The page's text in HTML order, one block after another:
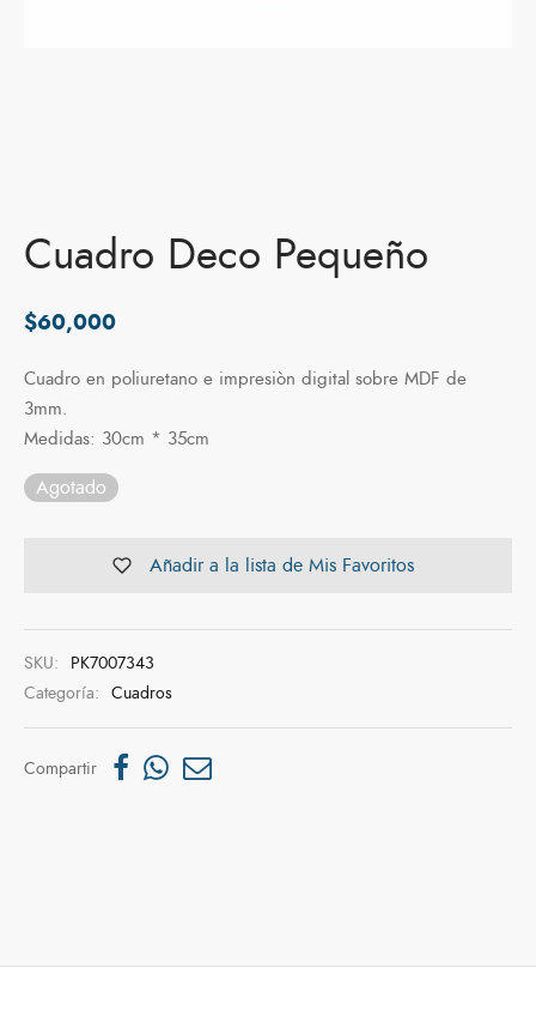
Cuadro Deco Pequeño
$60,000
Cuadro en poliuretano e impresiòn digital sobre MDF de
3mm.
Medidas: 30cm * 35cm
Agotado
Añadir a la lista de Mis Favoritos
SKU: PK7007343
Categoría: Cuadros
Compartir